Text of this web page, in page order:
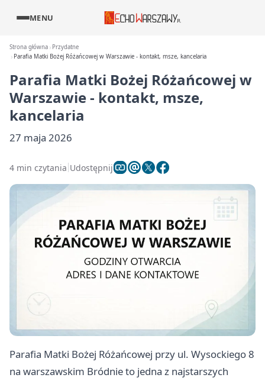
MENU
Strona główna
Przydatne
Parafia Matki Bożej Różańcowej w Warszawie - kontakt, msze, kancelaria
Parafia Matki Bożej Różańcowej w
Warszawie - kontakt, msze,
kancelaria
27 maja 2026
4 min czytania Udostępnij
Parafia Matki Bożej Różańcowej przy ul. Wysockiego 8
na warszawskim Bródnie to jedna z najstarszych